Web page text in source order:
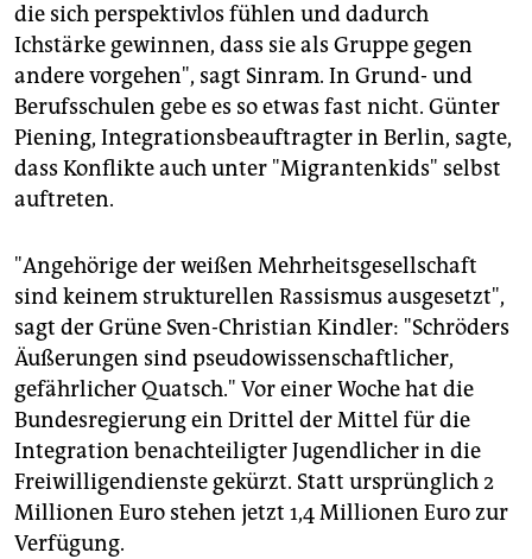
die sich perspektivlos fühlen und dadurch
Ichstärke gewinnen, dass sie als Gruppe gegen
andere vorgehen", sagt Sinram. In Grund- und
Berufsschulen gebe es so etwas fast nicht. Günter
Piening, Integrationsbeauftragter in Berlin, sagte,
dass Konflikte auch unter "Migrantenkids" selbst
auftreten.
"Angehörige der weißen Mehrheitsgesellschaft
sind keinem strukturellen Rassismus ausgesetzt",
sagt der Grüne Sven-Christian Kindler: "Schröders
Äußerungen sind pseudowissenschaftlicher,
gefährlicher Quatsch." Vor einer Woche hat die
Bundesregierung ein Drittel der Mittel für die
Integration benachteiligter Jugendlicher in die
Freiwilligendienste gekürzt. Statt ursprünglich 2
Millionen Euro stehen jetzt 1,4 Millionen Euro zur
Verfügung.